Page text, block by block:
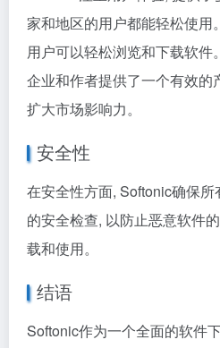
家和地区的用户都能轻松使用
用户可以轻松浏览和下载软
企业和作者提供了一个有效的
扩大市场影响力。
安全性
在安全性方面, Softonic确保
的安全检查, 以防止恶意软件
载和使用。
结语
Softonic作为一个全面的软件